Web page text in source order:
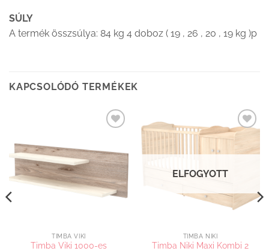
SÚLY
A termék összsúlya: 84 kg 4 doboz ( 19 , 26 , 20 , 19 kg )p
KAPCSOLÓDÓ TERMÉKEK
TIMBA VIKI
Timba Viki 1000-es
Kedvenceimhez
adom
ELFOGYOTT
TIMBA NIKI
Timba Niki Maxi Kombi 2